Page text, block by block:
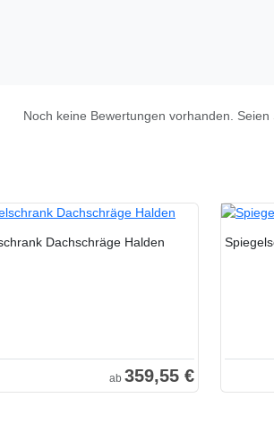
Noch keine Bewertungen vorhanden. Seien
Dachschräge Halden
ab 359,55 €